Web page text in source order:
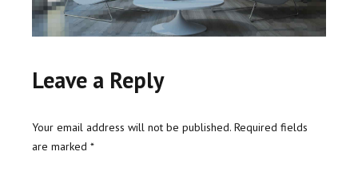
Leave a Reply
Your email address will not be published. Required fields
are marked *